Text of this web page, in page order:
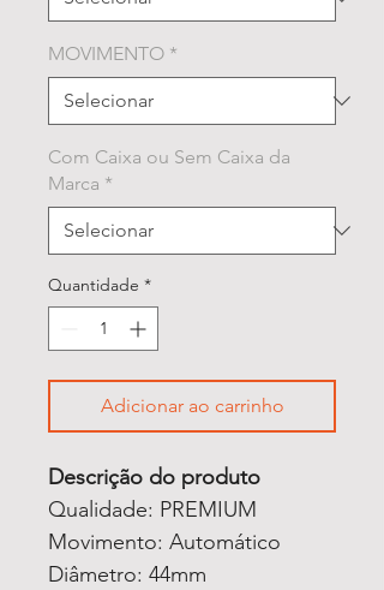
MOVIMENTO *
Com Caixa ou Sem Caixa da
Marca *
Quantidade *
Adicionar ao carrinho
Descrição do produto
Qualidade: PREMIUM
Movimento: Automático
Diâmetro: 44mm